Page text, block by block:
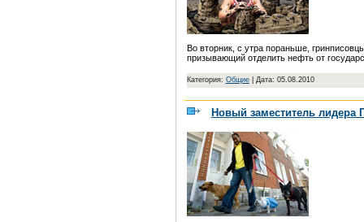
Во вторник, с утра пораньше,
призывающий отделить нефть от
Категория: Общие| Дата: 05.08.2010
Новый заместитель лидера